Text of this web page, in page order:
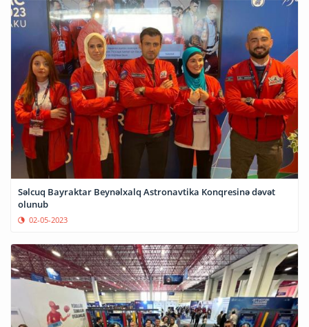
Səlcuq Bayraktar Beynəlxalq Astronavtika Konqresinə dəvət
olunub
02-05-2023